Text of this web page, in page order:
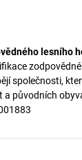
lesního
společnosti,
a původních